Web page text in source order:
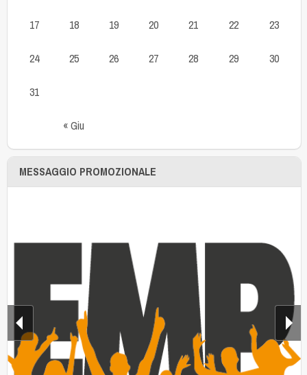
« Giu
17 18 19 20 21 22 23
24 25 26 27 28 29 30
31
MESSAGGIO PROMOZIONALE